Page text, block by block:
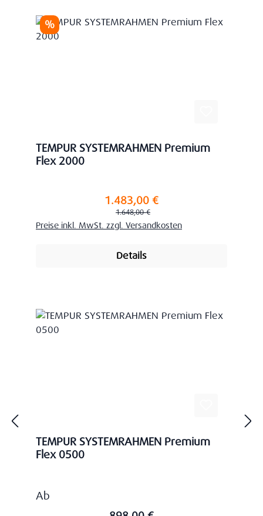
Rabatt
%
TEMPUR SYSTEMRAHMEN Premium
Flex 2000
Verkaufspreis:1.483,00 €
Regulärer Preis:
1.648,00 €
Preise inkl. MwSt. zzgl. Versandkosten
Details
TEMPUR SYSTEMRAHMEN Premium
Flex 0500
Regulärer Preis:
Ab